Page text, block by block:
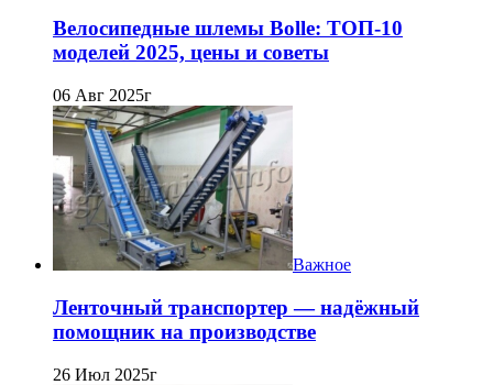
Велосипедные шлемы Bolle: ТОП-10
моделей 2025, цены и советы
06 Авг 2025г
Важное
Ленточный транспортер — надёжный
помощник на производстве
26 Июл 2025г